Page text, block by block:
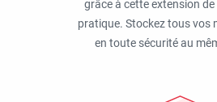
grâce à cette extension
pratique. Stockez tous vos
en toute sécurité au